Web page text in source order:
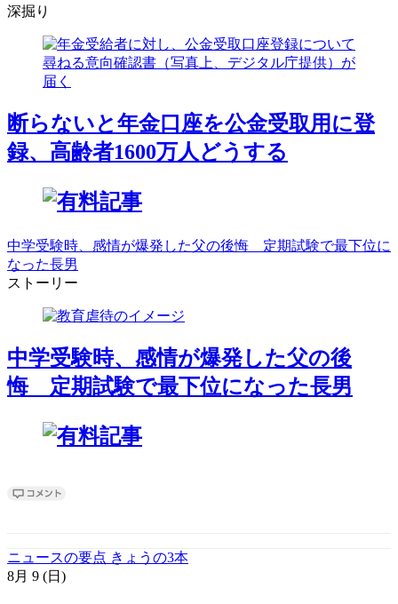
深掘り
断らないと年金口座を公金受取用に登
録、高齢者1600万人どうする
中学受験時、感情が爆発した父の後悔 定期試験で最下位に
なった長男
ストーリー
中学受験時、感情が爆発した父の後
悔 定期試験で最下位になった長男
ニュースの要点 きょうの3本
8月 9 (日)